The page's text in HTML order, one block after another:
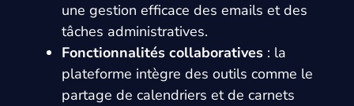
une gestion efficace des emails et des
tâches administratives.
Fonctionnalités collaboratives : la
plateforme intègre des outils comme le
partage de calendriers et de carnets